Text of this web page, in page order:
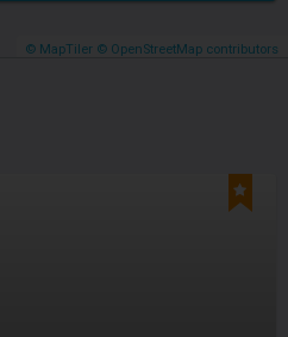
© MapTiler © OpenStreetMap contributors